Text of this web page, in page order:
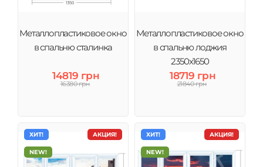
Металлопластиковое окно
в спальню сталинка
14819 грн
16380 грн
Металлопластиковое окно
в спальню лоджия
2350х1650
18719 грн
21840 грн
АКЦИЯ!
ХИТ!
NEW!
АКЦИЯ!
ХИТ!
NEW!